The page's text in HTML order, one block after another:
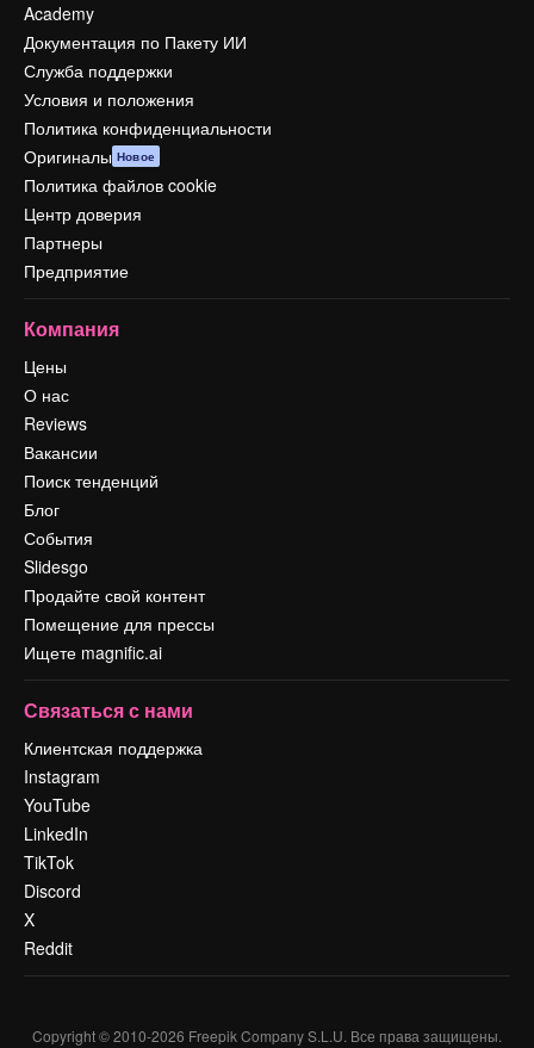
Academy
Документация по Пакету ИИ
Служба поддержки
Условия и положения
Политика конфиденциальности
Оригиналы Новое
Политика файлов cookie
Центр доверия
Партнеры
Предприятие
Компания
Цены
О нас
Reviews
Вакансии
Поиск тенденций
Блог
События
Slidesgo
Продайте свой контент
Помещение для прессы
Ищете magnific.ai
Связаться с нами
Клиентская поддержка
Instagram
YouTube
LinkedIn
TikTok
Discord
X
Reddit
Copyright © 2010-2026 Freepik Company S.L.U. Все права защищены.